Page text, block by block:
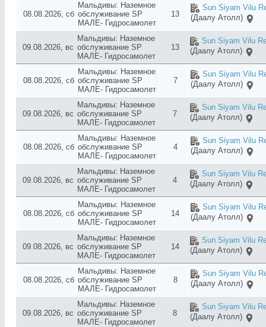
08.08.2026, сб
Мальдивы: Наземное
обслуживание SP
МАЛЕ- Гидросамолет
13
Sun Siyam Vilu
(Даалу Атолл)
09.08.2026, вс
Мальдивы: Наземное
обслуживание SP
МАЛЕ- Гидросамолет
13
Sun Siyam Vilu
(Даалу Атолл)
08.08.2026, сб
Мальдивы: Наземное
обслуживание SP
МАЛЕ- Гидросамолет
7
Sun Siyam Vilu
(Даалу Атолл)
09.08.2026, вс
Мальдивы: Наземное
обслуживание SP
МАЛЕ- Гидросамолет
7
Sun Siyam Vilu
(Даалу Атолл)
08.08.2026, сб
Мальдивы: Наземное
обслуживание SP
МАЛЕ- Гидросамолет
4
Sun Siyam Vilu
(Даалу Атолл)
09.08.2026, вс
Мальдивы: Наземное
обслуживание SP
МАЛЕ- Гидросамолет
4
Sun Siyam Vilu
(Даалу Атолл)
08.08.2026, сб
Мальдивы: Наземное
обслуживание SP
МАЛЕ- Гидросамолет
14
Sun Siyam Vilu
(Даалу Атолл)
09.08.2026, вс
Мальдивы: Наземное
обслуживание SP
МАЛЕ- Гидросамолет
14
Sun Siyam Vilu
(Даалу Атолл)
08.08.2026, сб
Мальдивы: Наземное
обслуживание SP
МАЛЕ- Гидросамолет
8
Sun Siyam Vilu
(Даалу Атолл)
09.08.2026, вс
Мальдивы: Наземное
обслуживание SP
МАЛЕ- Гидросамолет
8
Sun Siyam Vilu
(Даалу Атолл)